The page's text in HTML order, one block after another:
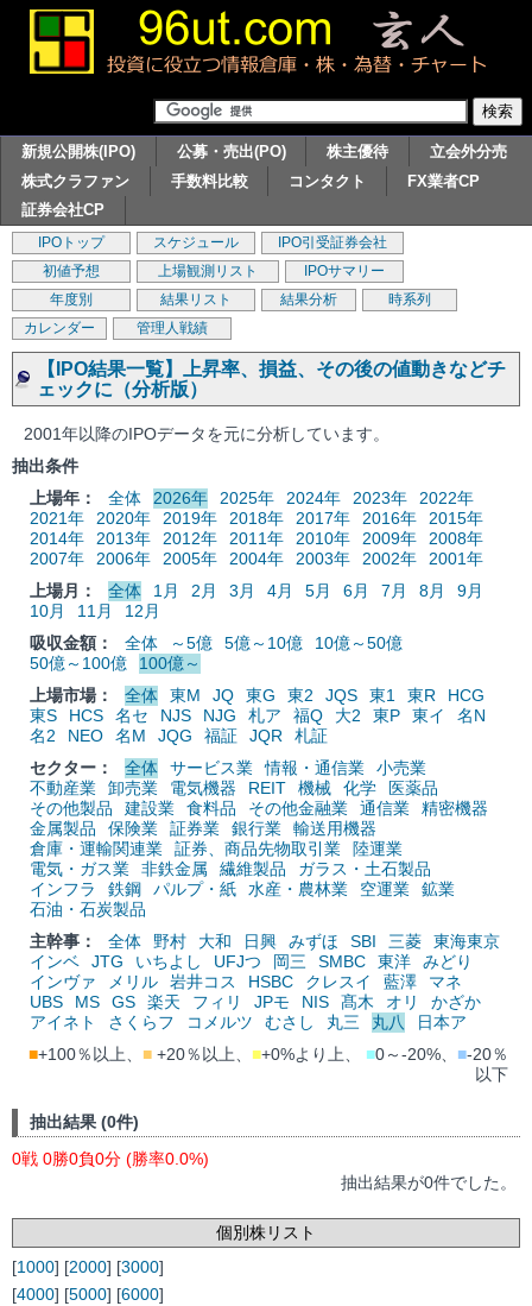
新規公開株(IPO) 公募・売出(PO) 株主優待
立会外分売
株式クラファン
手数料比較 コンタクト
FX業者CP
証券会社CP
IPOトップ スケジュール
IPO引受証券会社
初値予想
上場観測リスト
IPOサマリー
年度別
結果リスト 結果分析
時系列
カレンダー
管理人戦績
【IPO結果一覧】上昇率、損益、その後の値動きなどチ
ェックに（分析版）
2001年以降のIPOデータを元に分析しています。
抽出条件
上場年：
全体 2026年 2025年 2024年 2023年
2022年
2021年
2020年 2019年 2018年 2017年 2016年
2015年
2014年
2013年 2012年 2011年 2010年 2009年
2008年
2007年
2006年 2005年 2004年 2003年 2002年
2001年
上場月：
全体 1月 2月 3月 4月 5月 6月 7月 8月
9月
10月
11月
12月
吸収金額：
全体 ～5億 5億～10億
10億～50億
50億～100億
100億～
上場市場：
全体 東M JQ 東G 東2 JQS 東1 東R
HCG
東S
HCS 名セ NJS NJG 札ア 福Q 大2 東P 東イ
名N
名2
NEO 名M JQG 福証 JQR
札証
セクター：
全体 サービス業 情報・通信業
小売業
不動産業
卸売業 電気機器 REIT 機械 化学
医薬品
その他製品
建設業 食料品 その他金融業 通信業
精密機器
金属製品
保険業 証券業 銀行業
輸送用機器
倉庫・運輸関連業
証券、商品先物取引業
陸運業
電気・ガス業
非鉄金属 繊維製品
ガラス・土石製品
インフラ
鉄鋼 パルプ・紙 水産・農林業 空運業
鉱業
石油・石炭製品
主幹事：
全体 野村 大和 日興 みずほ SBI 三菱
東海東京
インベ
JTG いちよし UFJつ 岡三 SMBC 東洋
みどり
インヴァ
メリル 岩井コス HSBC クレスイ 藍澤
マネ
UBS
MS GS 楽天 フィリ JPモ NIS 髙木 オリ
かざか
アイネト
さくらフ コメルツ むさし 丸三 丸八
日本ア
■+100％以上、 ■ +20％以上、 ■+0%より上、 ■0～-20%、 ■-20％
以下
抽出結果 (0件)
0戦 0勝0負0分 (勝率0.0%)
抽出結果が0件でした。
個別株リスト
[1000] [2000] [3000]
[4000] [5000] [6000]